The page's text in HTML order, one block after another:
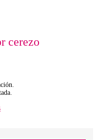
cerezo